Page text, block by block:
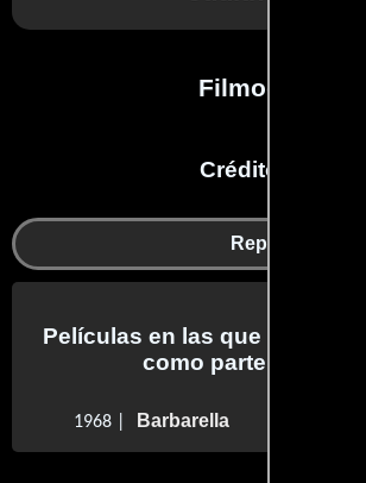
Filmografía
Créditos en:
Reparto
Películas en las que Judith
como parte del
1968 | Barbarella